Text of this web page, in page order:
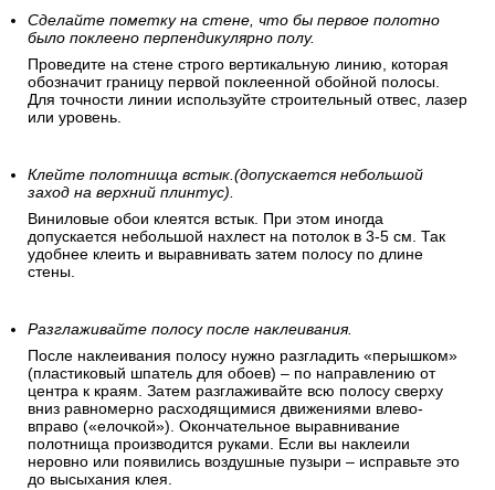
Сделайте пометку на стене, что бы первое полотно
было поклеено перпендикулярно полу.
Проведите на стене строго вертикальную линию, которая
обозначит границу первой поклеенной обойной полосы.
Для точности линии используйте строительный отвес, лазер
или уровень.
Клейте полотнища встык.(допускается небольшой
заход на верхний плинтус).
Виниловые обои клеятся встык. При этом иногда
допускается небольшой нахлест на потолок в 3-5 см. Так
удобнее клеить и выравнивать затем полосу по длине
стены.
Разглаживайте полосу после наклеивания.
После наклеивания полосу нужно разгладить «перышком»
(пластиковый шпатель для обоев) – по направлению от
центра к краям. Затем разглаживайте всю полосу сверху
вниз равномерно расходящимися движениями влево-
вправо («елочкой»). Окончательное выравнивание
полотнища производится руками. Если вы наклеили
неровно или появились воздушные пузыри – исправьте это
до высыхания клея.